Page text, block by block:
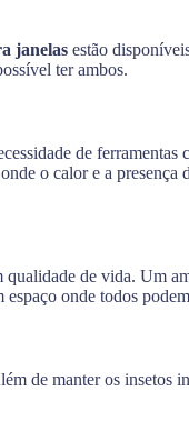
janelas estão
ter ambos.
de
o calor e a presença
qualidade de vida. Um
espaço onde todos
de manter os insetos